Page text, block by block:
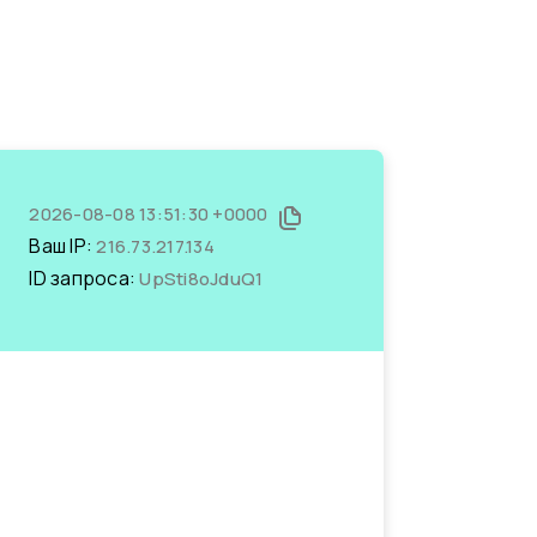
2026-08-08 13:51:30 +0000
Ваш IP:216.73.217.134
ID запроса:UpSti8oJduQ1